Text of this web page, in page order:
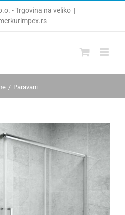
- Trgovina na veliko |
Paravani